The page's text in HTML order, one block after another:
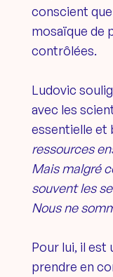
conscient
mosaïque de
contrôlées.
Ludovic
avec les
essentielle et
ressources
Mais malgré
souvent les
Nous ne
Pour lui, il est
prendre en